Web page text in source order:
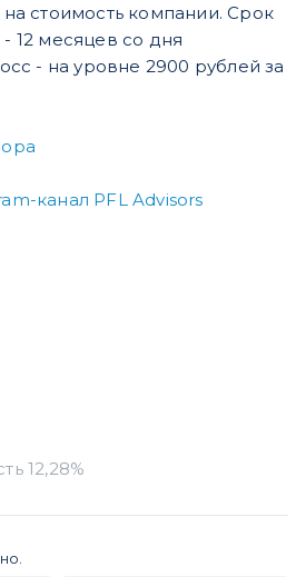
стоимость компании. Срок
12 месяцев со дня
- на уровне 2900 рублей за
канал PFL Advisors